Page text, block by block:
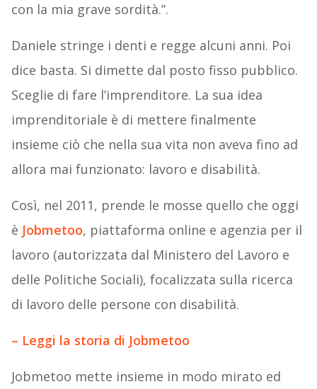
con la mia grave sordità.”.
Daniele stringe i denti e regge alcuni anni. Poi
dice basta. Si dimette dal posto fisso pubblico.
Sceglie di fare l’imprenditore. La sua idea
imprenditoriale è di mettere finalmente
insieme ciò che nella sua vita non aveva fino ad
allora mai funzionato: lavoro e disabilità.
Così, nel 2011, prende le mosse quello che oggi
è Jobmetoo, piattaforma online e agenzia per il
lavoro (autorizzata dal Ministero del Lavoro e
delle Politiche Sociali), focalizzata sulla ricerca
di lavoro delle persone con disabilità.
– Leggi la storia di Jobmetoo
Jobmetoo mette insieme in modo mirato ed